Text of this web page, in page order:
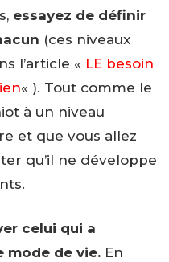
essayez de définir
(ces niveaux
l’article « LE besoin
« ). Tout comme le
à un niveau
et que vous allez
qu’il ne développe
celui qui a
mode de vie. En